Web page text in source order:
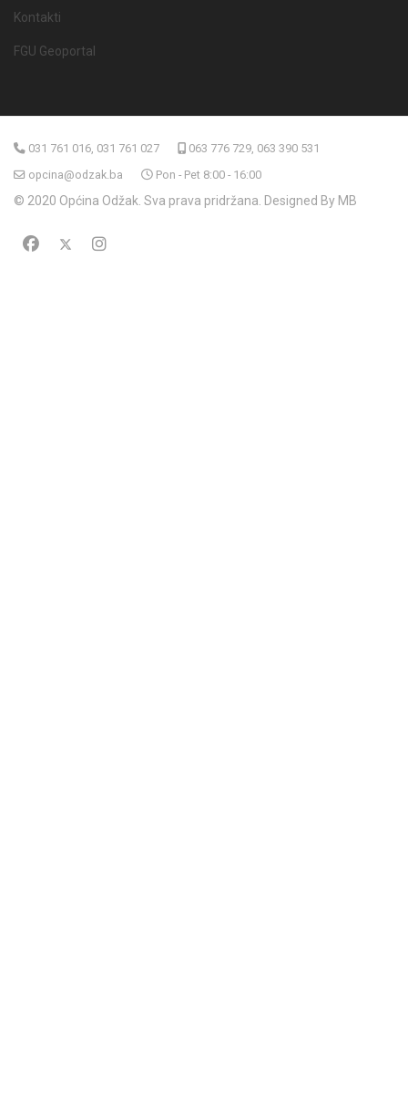
Kontakti
FGU Geoportal
031 761 016, 031 761 027
063 776 729, 063 390 531
opcina@odzak.ba
Pon - Pet 8:00 - 16:00
© 2020 Općina Odžak. Sva prava pridržana. Designed By MB